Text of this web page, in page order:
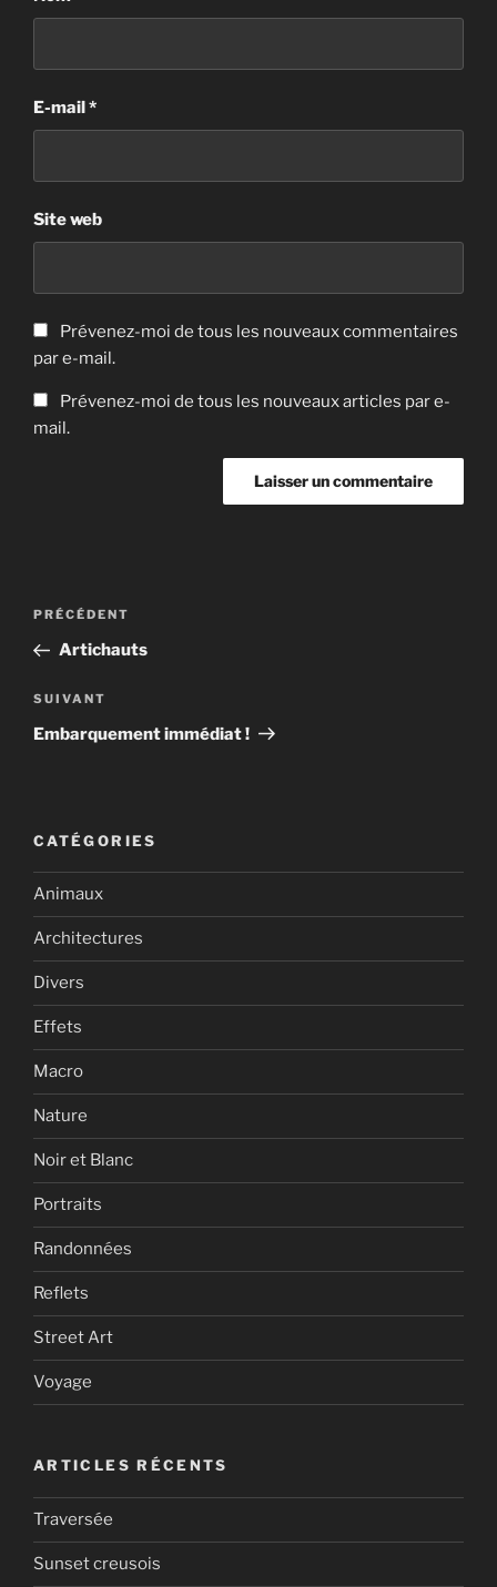
E-mail *
Site web
Prévenez-moi de tous les nouveaux commentaires
par e-mail.
Prévenez-moi de tous les nouveaux articles par e-
mail.
Navigation
l’article
Article
précédent
PRÉCÉDENT
Artichauts
Article
suivant
SUIVANT
Embarquement immédiat !
CATÉGORIES
Animaux
Architectures
Divers
Effets
Macro
Nature
Noir et Blanc
Portraits
Randonnées
Reflets
Street Art
Voyage
ARTICLES RÉCENTS
Traversée
Sunset creusois